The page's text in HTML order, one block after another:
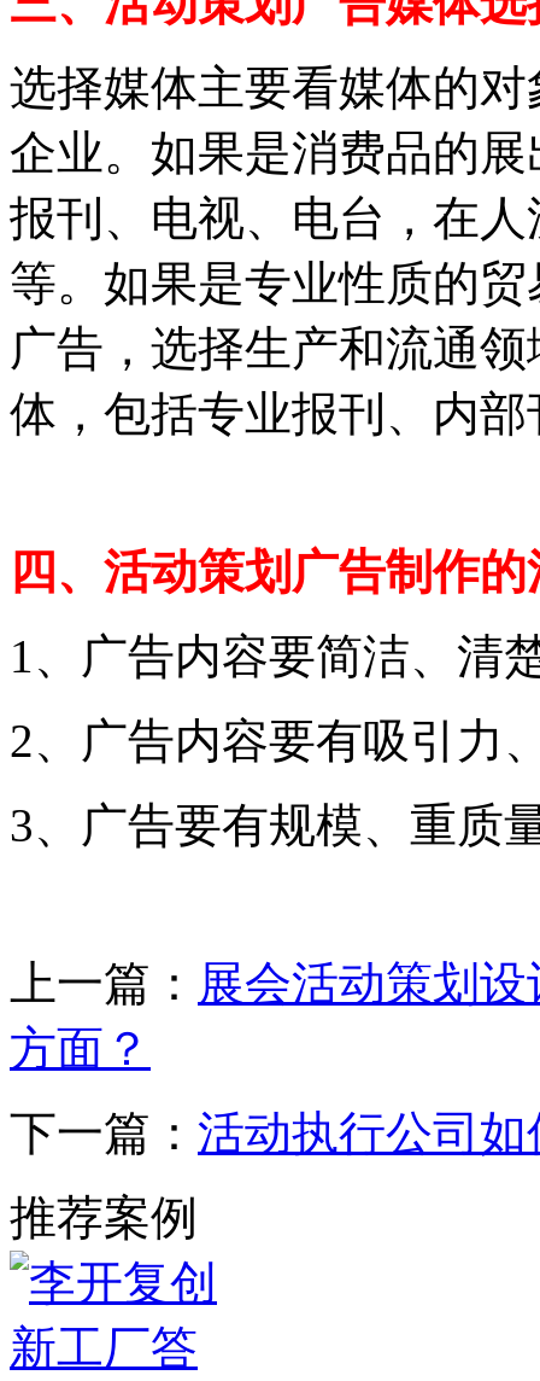
选择媒体主要看媒体的
企业。如果是消费品的
报刊、电视、电台，在
等。如果是专业性质的
广告，选择生产和流通
体，包括专业报刊、内
四、活动策划广告制作
1、广告内容要简洁、清
2、广告内容要有吸引力
3、广告要有规模、重质
上一篇： 展会活动策划
方面？
下一篇： 活动执行公司
推荐案例